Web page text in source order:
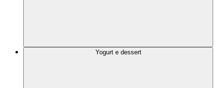
Yogurt e dessert